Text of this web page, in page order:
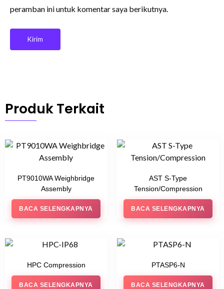
peramban ini untuk komentar saya berikutnya.
Produk Terkait
PT9010WA Weighbridge
Assembly
BACA SELENGKAPNYA
AST S-Type
Tension/Compression
BACA SELENGKAPNYA
HPC Compression
BACA SELENGKAPNYA
PTASP6-N
BACA SELENGKAPNYA